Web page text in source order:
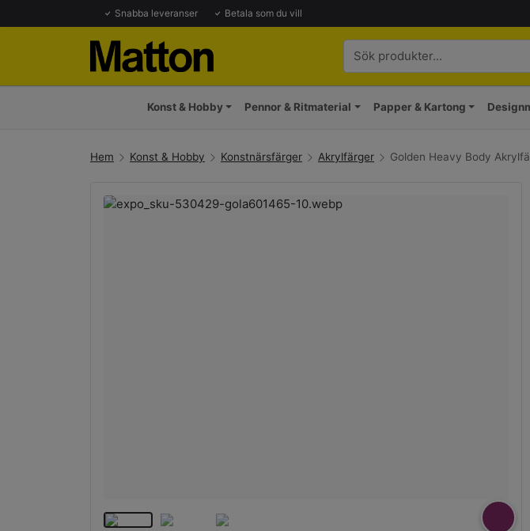
Snabba leveranser Betala som du vill
Konst & Hobby Pennor & Ritmaterial Papper & Kartong
Hem Konst & Hobby Konstnärsfärger Akrylfärger Golden Heavy Body